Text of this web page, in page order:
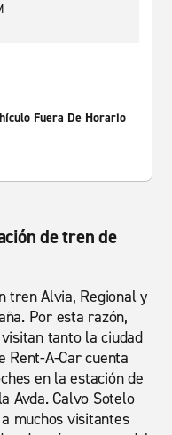
Fuera De Horario
de tren de
tren Alvia, Regional y
Por esta razón,
tanto la ciudad
Rent-A-Car cuenta
en la estación de
Avda. Calvo Sotelo
muchos visitantes